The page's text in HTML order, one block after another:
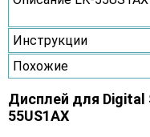
Инструкции
Похожие
Дисплей для Digital
55US1AX